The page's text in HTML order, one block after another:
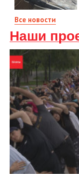
Все новости
Наши